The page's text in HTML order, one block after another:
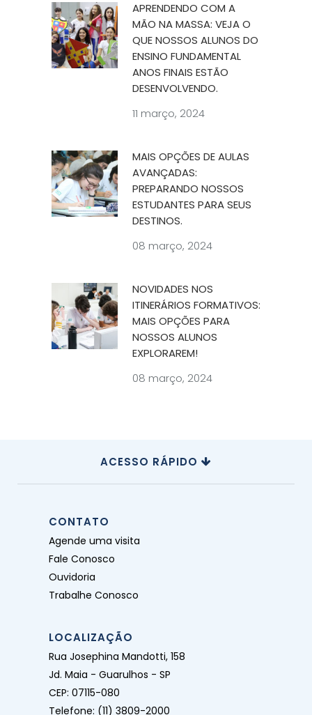
APRENDENDO COM A
MÃO NA MASSA: VEJA O
QUE NOSSOS ALUNOS DO
ENSINO FUNDAMENTAL
ANOS FINAIS ESTÃO
DESENVOLVENDO.
11 março, 2024
MAIS OPÇÕES DE AULAS
AVANÇADAS:
PREPARANDO NOSSOS
ESTUDANTES PARA SEUS
DESTINOS.
08 março, 2024
NOVIDADES NOS
ITINERÁRIOS FORMATIVOS:
MAIS OPÇÕES PARA
NOSSOS ALUNOS
EXPLORAREM!
08 março, 2024
ACESSO RÁPIDO
CONTATO
Agende uma visita
Fale Conosco
Ouvidoria
Trabalhe Conosco
LOCALIZAÇÃO
Rua Josephina Mandotti, 158
Jd. Maia - Guarulhos - SP
CEP: 07115-080
Telefone: (11) 3809-2000